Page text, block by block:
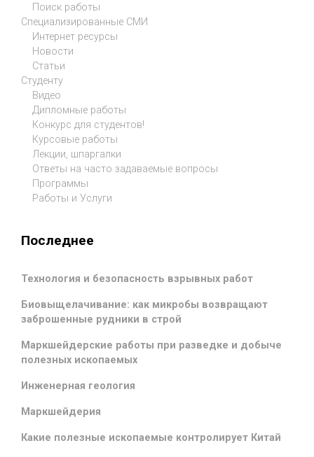
Поиск работы
Специализированные СМИ
Интернет ресурсы
Новости
Статьи
Студенту
Видео
Дипломные работы
Конкурс для студентов!
Курсовые работы
Лекции, шпаргалки
Ответы на часто задаваемые вопросы
Программы
Работы и Услуги
Последнее
Технология и безопасность взрывных работ
Биовыщелачивание: как микробы возвращают
заброшенные рудники в строй
Маркшейдерские работы при разведке и добыче
полезных ископаемых
Инженерная геология
Маркшейдерия
Какие полезные ископаемые контролирует Китай